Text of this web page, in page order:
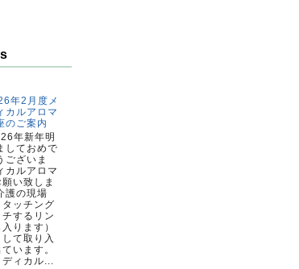
年2月度メ
カルアロマ
のご案内
年新年明
しておめで
ございま
カルアロマ
い致しま
護の現場
ッチング
するリン
ります）
て取り入
います。
ィカル...